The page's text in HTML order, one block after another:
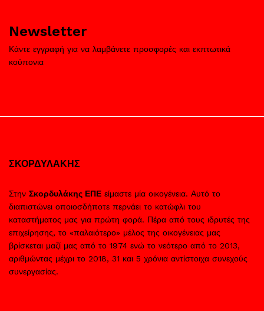
Newsletter
Κάντε εγγραφή για να λαμβάνετε προσφορές και εκπτωτικά
κούπονια
ΣΚΟΡΔΥΛΑΚΗΣ
Στην Σκορδυλάκης ΕΠΕ είμαστε μία οικογένεια. Αυτό το
διαπιστώνει οποιοσδήποτε περνάει το κατώφλι του
καταστήματος μας για πρώτη φορά. Πέρα από τους ιδρυτές της
επιχείρησης, το «παλαιότερο» μέλος της οικογένειας μας
βρίσκεται μαζί μας από το 1974 ενώ το νεότερο από το 2013,
αριθμώντας μέχρι το 2018, 31 και 5 χρόνια αντίστοιχα συνεχούς
συνεργασίας.